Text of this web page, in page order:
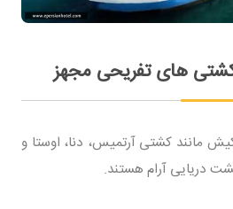
های تفریحی مجهز
مانند کشتی آرتمیس، دنا، اوستا و
دریایی آرام هستند.